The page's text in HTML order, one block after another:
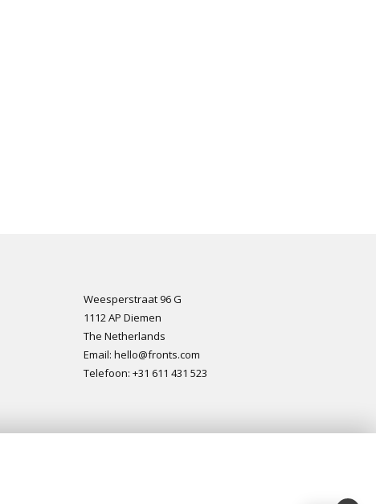
Weesperstraat 96 G
1112 AP Diemen
The Netherlands
Email: hello@fronts.com
Telefoon: +31 611 431 523